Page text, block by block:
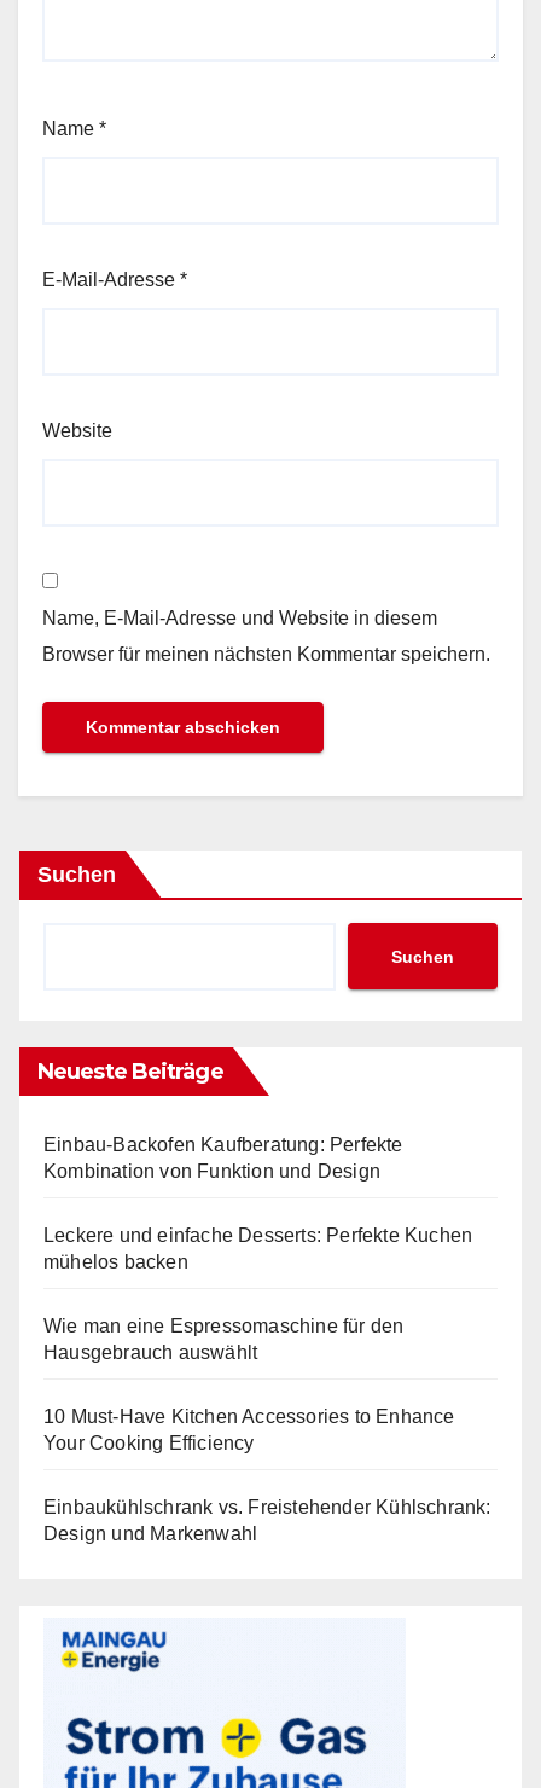
Name *
E-Mail-Adresse *
Website
Name, E-Mail-Adresse und Website in diesem
Browser für meinen nächsten Kommentar speichern.
Suchen
Suchen
Neueste Beiträge
Einbau-Backofen Kaufberatung: Perfekte
Kombination von Funktion und Design
Leckere und einfache Desserts: Perfekte Kuchen
mühelos backen
Wie man eine Espressomaschine für den
Hausgebrauch auswählt
10 Must-Have Kitchen Accessories to Enhance
Your Cooking Efficiency
Einbaukühlschrank vs. Freistehender Kühlschrank:
Design und Markenwahl